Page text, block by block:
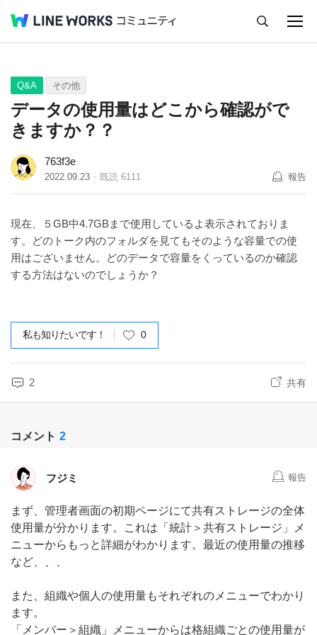
Q&A Tips Ideas
Q&A その他
データの使用量はどこから確認がで
きますか？？
763f3e
2022.09.23 既読 6111 報告
現在、５GB中4.7GBまで使用しているよ表示されておりま
す。どのトーク内のフォルダを見てもそのような容量での使
用はございません。どのデータで容量をくっているのか確認
する方法はないのでしょうか？
私も知りたいです！ 0
2 共有
コメント 2
フジミ 報告
まず、管理者画面の初期ページにて共有ストレージの全体
使用量が分かります。これは「統計＞共有ストレージ」メ
ニューからもっと詳細がわかります。最近の使用量の推移
など、、、
また、組織や個人の使用量もそれぞれのメニューでわかり
ます。
「メンバー＞組織」メニューからは格組織ごとの使用量が